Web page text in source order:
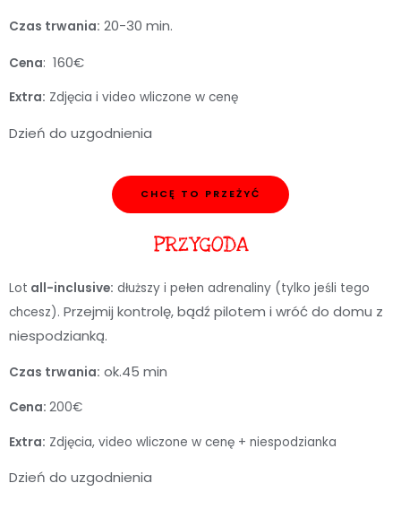
Czas trwania: 20-30 min.
Cena: 160€
Extra: Zdjęcia i video wliczone w cenę
Dzień do uzgodnienia
CHCĘ TO PRZEŻYĆ
PRZYGODA
Lot all-inclusive: dłuższy i pełen adrenaliny (tylko jeśli tego
chcesz). Przejmij kontrolę, bądź pilotem i wróć do domu z
niespodzianką.
Czas trwania: ok.45 min
Cena: 200€
Extra: Zdjęcia, video wliczone w cenę + niespodzianka
Dzień do uzgodnienia